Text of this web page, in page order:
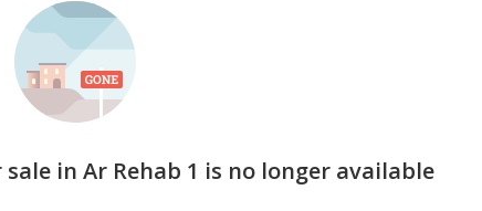
in Ar Rehab 1 is no longer available